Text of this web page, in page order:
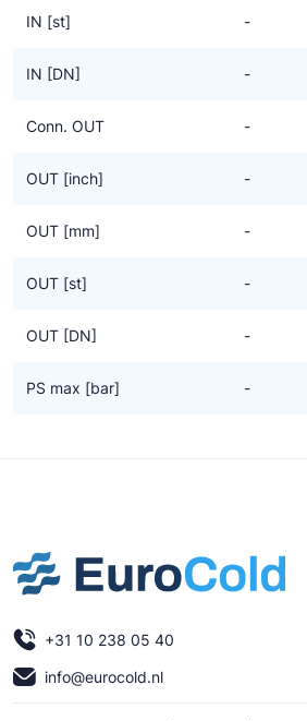
IN [st] -
IN [DN] -
Conn. OUT -
OUT [inch] -
OUT [mm] -
OUT [st] -
OUT [DN] -
PS max [bar] -
+31 10 238 05 40
info@eurocold.nl